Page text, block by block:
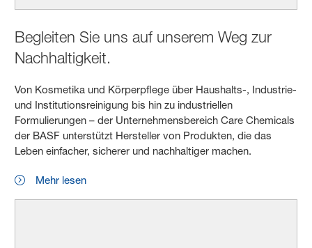
Begleiten Sie uns auf unserem Weg zur
Nachhaltigkeit.
Von Kosmetika und Körperpflege über Haushalts-, Industrie-
und Institutionsreinigung bis hin zu industriellen
Formulierungen – der Unternehmensbereich Care Chemicals
der BASF unterstützt Hersteller von Produkten, die das
Leben einfacher, sicherer und nachhaltiger machen.
Mehr lesen